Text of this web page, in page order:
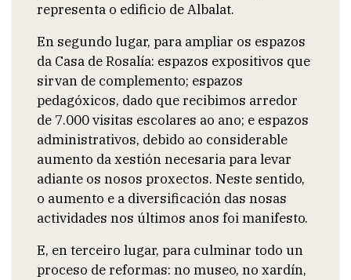
representa o edificio de Albalat.
En segundo lugar, para ampliar os espazos
da Casa de Rosalía: espazos expositivos que
sirvan de complemento; espazos
pedagóxicos, dado que recibimos arredor
de 7.000 visitas escolares ao ano; e espazos
administrativos, debido ao considerable
aumento da xestión necesaria para levar
adiante os nosos proxectos. Neste sentido,
o aumento e a diversificación das nosas
actividades nos últimos anos foi manifesto.
E, en terceiro lugar, para culminar todo un
proceso de reformas: no museo, no xardín,